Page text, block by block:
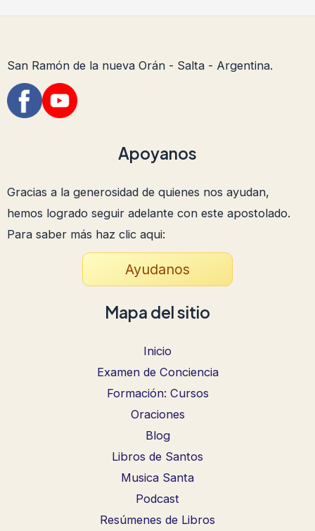
San Ramón de la nueva Orán - Salta - Argentina.
Apoyanos
Gracias a la generosidad de quienes nos ayudan,
hemos logrado seguir adelante con este apostolado.
Para saber más haz clic aqui:
Ayudanos
Mapa del sitio
Inicio
Examen de Conciencia
Formación: Cursos
Oraciones
Blog
Libros de Santos
Musica Santa
Podcast
Resúmenes de Libros